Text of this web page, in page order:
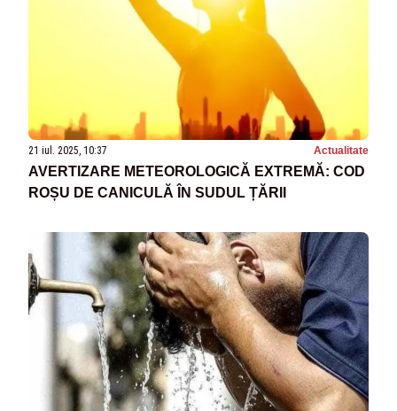
21 iul. 2025, 10:37 Actualitate
AVERTIZARE METEOROLOGICĂ EXTREMĂ: COD
ROȘU DE CANICULĂ ÎN SUDUL ȚĂRII